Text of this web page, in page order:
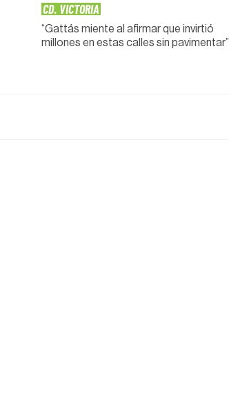
CD. VICTORIA
“Gattás miente al afirmar que invirtió
millones en estas calles sin pavimentar”